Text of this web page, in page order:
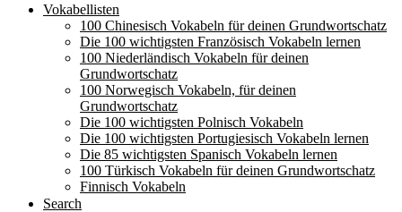
Vokabellisten
100 Chinesisch Vokabeln für deinen Grundwortschatz
Die 100 wichtigsten Französisch Vokabeln lernen
100 Niederländisch Vokabeln für deinen
Grundwortschatz
100 Norwegisch Vokabeln, für deinen
Grundwortschatz
Die 100 wichtigsten Polnisch Vokabeln
Die 100 wichtigsten Portugiesisch Vokabeln lernen
Die 85 wichtigsten Spanisch Vokabeln lernen
100 Türkisch Vokabeln für deinen Grundwortschatz
Finnisch Vokabeln
Search